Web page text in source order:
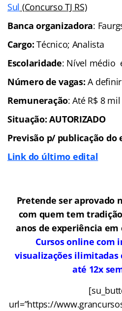
Sul (Concurso TJ RS)
Banca organizadora:
Cargo: Técnico; Analista
Escolaridade: Nível médio
Número de vagas: A definir
Remuneração: Até R$ 8 mil
Situação: AUTORIZADO
Previsão p/ publicação do
Link do último edital
Pretende ser aprovado
com quem tem
anos de experiência em
Cursos online com
visualizações ilimitadas
até 12x
url=”https://